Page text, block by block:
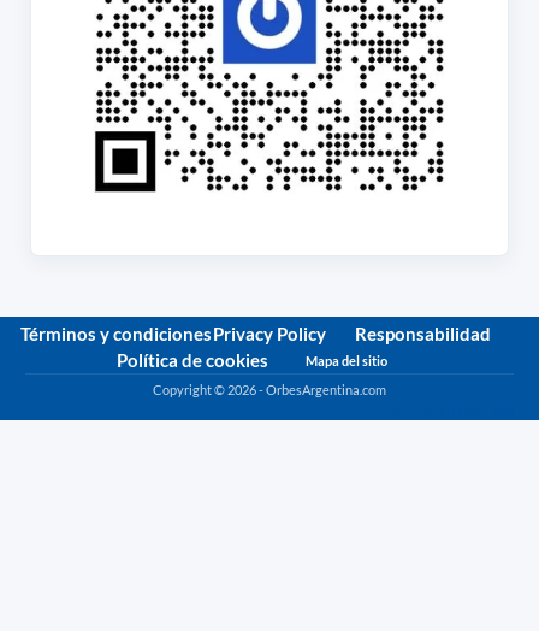
Términos y condicionesPrivacy Policy
Responsabilidad
Política de cookies
Mapa del sitio
Copyright © 2026 - OrbesArgentina.com